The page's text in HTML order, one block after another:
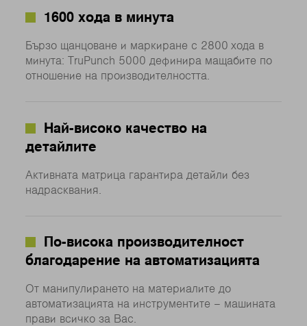
1600 хода в минута
Бързо щанцоване и маркиране с 2800 хода в
минута: TruPunch 5000 дефинира мащабите по
отношение на производителността.
Най-високо качество на
детайлите
Активната матрица гарантира детайли без
надрасквания.
По-висока производителност
благодарение на автоматизацията
От манипулирането на материалите до
автоматизацията на инструментите – машината
прави всичко за Вас.